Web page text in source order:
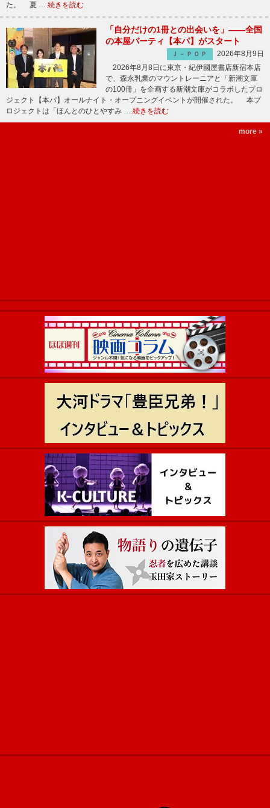
た。 夏 … 続きを読む
「自分だけの1冊との出会いを」――全国
の本屋パーティ【本パ】がスタート
Ｊ－ＰＯＰ
2026年8月9日
2026年8月8日に東京・紀伊國屋書店新宿本店
で、森永乳業のマウントレーニアと「新潮文庫
の100冊」を企画する新潮文庫がコラボしたプロ
ジェクト【本パ】オールナイト・オープニングイベントが開催された。 本プ
ロジェクトは「ほんとのひとやすみ … 続きを読む
more »